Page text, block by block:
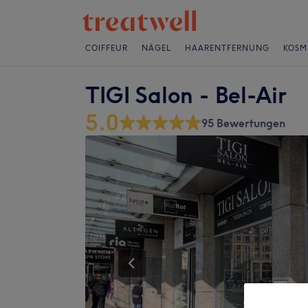
COIFFEUR NÄGEL HAARENTFERNUNG
TIGI Salon - Bel-Air
5.0 95 Bewertungen